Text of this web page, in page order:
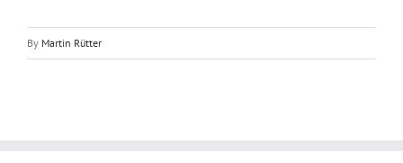
By Martin Rütter